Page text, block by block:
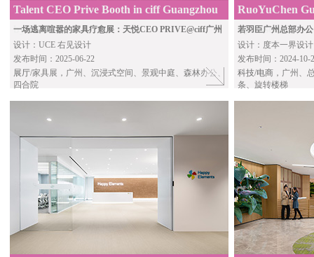
Talent CEO Prive Booth in ciff Guangzhou
by UCE
一场逃离喧嚣的家具疗愈展：天悦CEO PRIVE@ciff广州
设计：UCE 右见设计
发布时间：2025-06-22
展厅/家具展，广州、沉浸式空间、景观中庭、森林办公、
四合院
RuoYuChen
by Esse&C
若羽臣广州总部办
设计：度本一界设计
发布时间：2024-10-
科技/电商 ，广州、
条、旋转楼梯